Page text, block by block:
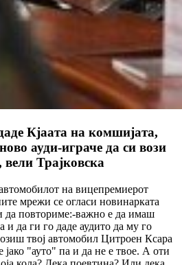
Кјаата на комшијата,
ауди-играче да си вози
Трајковска
на вицепремиерот
мрежи се огласи новинарката
да повториме:-важно е да имаш
да ги го даде аудито да му го
твој автомобил Цитроен Ксара
јако "ауто" па и да не е твое. А оти